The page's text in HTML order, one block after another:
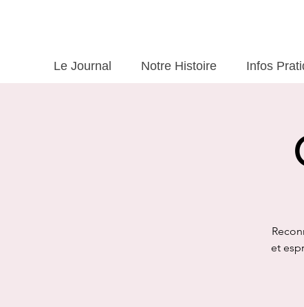
Le Journal Notre Histoire Infos
et